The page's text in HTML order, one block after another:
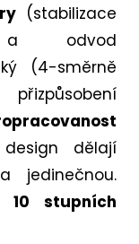
(stabilizace
a odvod
(4-směrně
dělají
jedinečnou.
10 stupních